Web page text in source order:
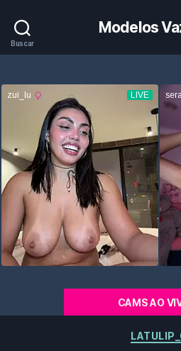
Buscar
Modelos
CAMS AO